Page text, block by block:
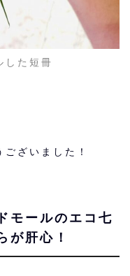
した短冊
ざいました！
モールのエコ七
が肝心！